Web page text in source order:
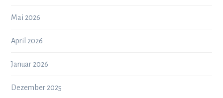
Mai 2026
April 2026
Januar 2026
Dezember 2025